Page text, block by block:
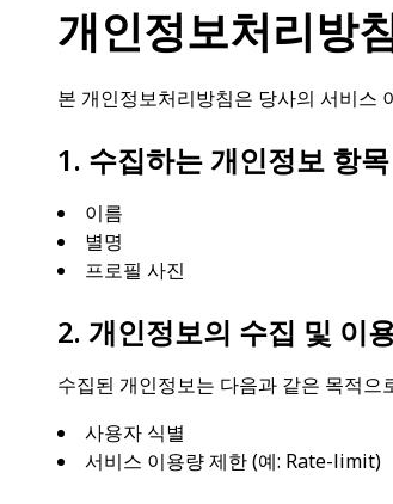
개인정보처리방
본 개인정보처리방침은 당사의 서비스
1. 수집하는 개인정보 항목
이름
별명
프로필 사진
2. 개인정보의 수집 및 이
수집된 개인정보는 다음과 같은 목적으
사용자 식별
서비스 이용량 제한 (예: Rate-limit)